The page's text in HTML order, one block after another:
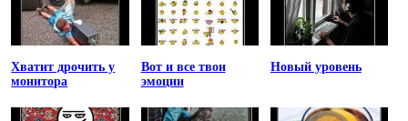
Хватит дрочить у
монитора
Вот и все твои
эмоции
Новый уровень